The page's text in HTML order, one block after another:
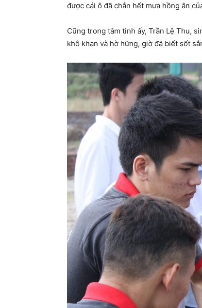
được cái ô đã chắn hết mưa hồng ân
Cũng trong tâm tình ấy, Trần Lệ Thu,
khô khan và hờ hững, giờ đã biết sốt